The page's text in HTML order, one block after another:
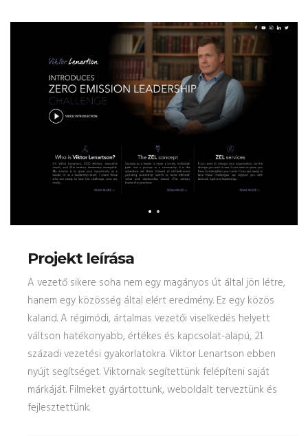
Projekt leírása
A vezető sikere soha nem egy magányos út által jön létre,
hanem egy közösség által elért eredmény. Ez egy közös
kaland. A régimódi, ártalmas vezetői viselkedés helyett
váltson hatékonyabb, értékes és kapcsolat-alapú, 21.
századi vezetési gyakorlatokra. Viktor Lenartson ebben
nyújt segítséget. Viktornak segítettünk felépíteni saját
márkáját. Filmeket gyártottunk, weboldalt terveztünk és
fejlesztettünk.